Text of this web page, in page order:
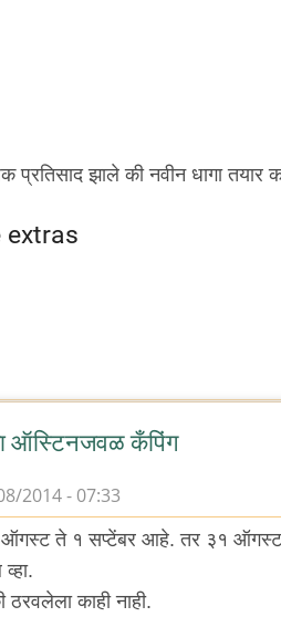
प्रतिसाद झाले की नवीन धागा तयार
extras
ऑस्टिनजवळ कँपिंग
2014 - 07:33
ते १ सप्टेंबर आहे. तर ३१
ठरवलेला काही नाही.